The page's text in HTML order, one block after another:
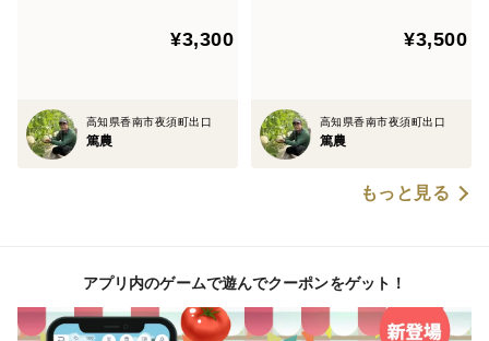
産者様から仕入れている販売店様とは違い、いつでも、
しておりません。
収穫のタイミング等によって配送日指定やメロンの食べ
望にできるだけ添えるよう、ご対応いたしますので、ぜ
す。
¥3,300
高知県香南市夜須町出口
篤農
¥3,500
高知県香南市夜須町出口
篤農
もっと見る
アプリ内のゲームで遊んでクーポンをゲット！